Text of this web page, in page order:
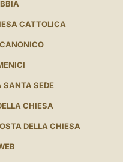
CATTOLICA
SANTA SEDE
CHIESA
DELLA CHIESA